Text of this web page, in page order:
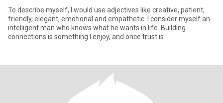
To describe myself, I would use adjectives like creative, patient,
friendly, elegant, emotional and empathetic. I consider myself an
intelligent man who knows what he wants in life. Building
connections is something I enjoy, and once trust is